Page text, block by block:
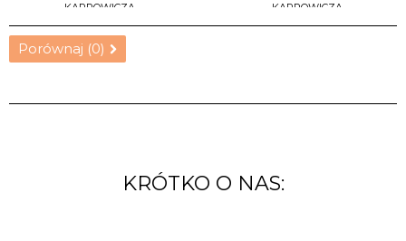
KARPOWICZA
DO KOSZYKA
KARPOWICZA
Porównaj (0)
KRÓTKO O NAS: